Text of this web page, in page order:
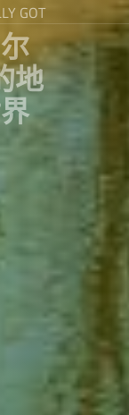
GOT
地